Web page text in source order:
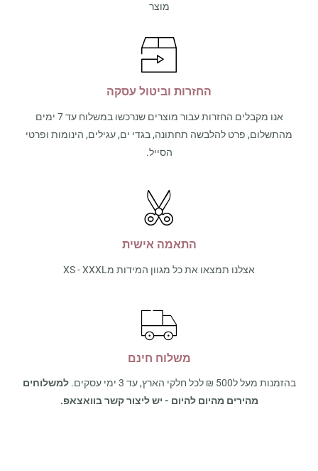
מוצר
החזרות וביטול עסקה
אנו מקבלים החזרות עבור מוצרים שנרכשו במשלוח עד 7 ימים
מהתשלום, פרט להלבשה תחתונה, בגדי ים, עגילים, הינומות ופרטי
הסייל.
התאמה אישית
אצלנו תמצאו את כל מגוון המידות מXS - XXXL
משלוח חינם
בהזמנות מעל ל500 ₪ לכל חלקי הארץ, עד 3 ימי עסקים.
למשלוחים
מהירים מהיום להיום - יש ליצור קשר בוואצאפ.